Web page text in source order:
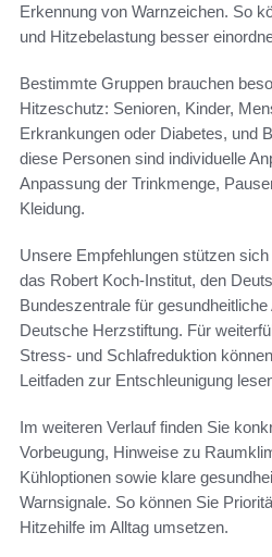
Erkennung von Warnzeichen. So
und Hitzebelastung besser
Bestimmte Gruppen brauchen
Hitzeschutz: Senioren, Kinder,
Erkrankungen oder Diabetes, und
diese Personen sind individuelle
Anpassung der Trinkmenge,
Kleidung.
Unsere Empfehlungen stützen
das Robert Koch-Institut, den
Bundeszentrale für
Deutsche Herzstiftung. Für
Stress- und Schlafreduktion
Leitfaden zur Entschleunigung
Im weiteren Verlauf finden Sie
Vorbeugung, Hinweise zu
Kühloptionen sowie klare
Warnsignale. So können Sie
Hitzehilfe im Alltag umsetzen.